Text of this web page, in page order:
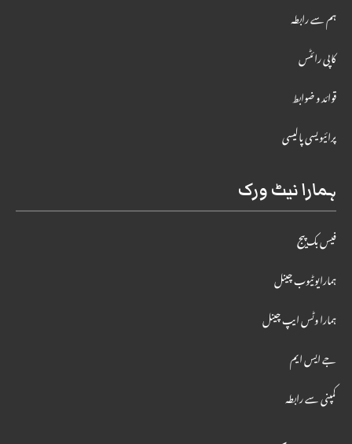
ہم سے رابطہ
کاپی رائٹس
قوائد و ضوابط
پرائیویسی پالیسی
ہمارا نیٹ ورک
فیس بک پیج
ہمارایوٹیوب چینل
ہمارا وٹس ایپ چینل
جے ایس ایم
کمپنی سے رابطہ